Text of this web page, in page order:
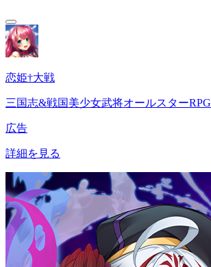
恋姫†大戦
三国志&戦国美少女武将オールスターRPG
広告
詳細を見る